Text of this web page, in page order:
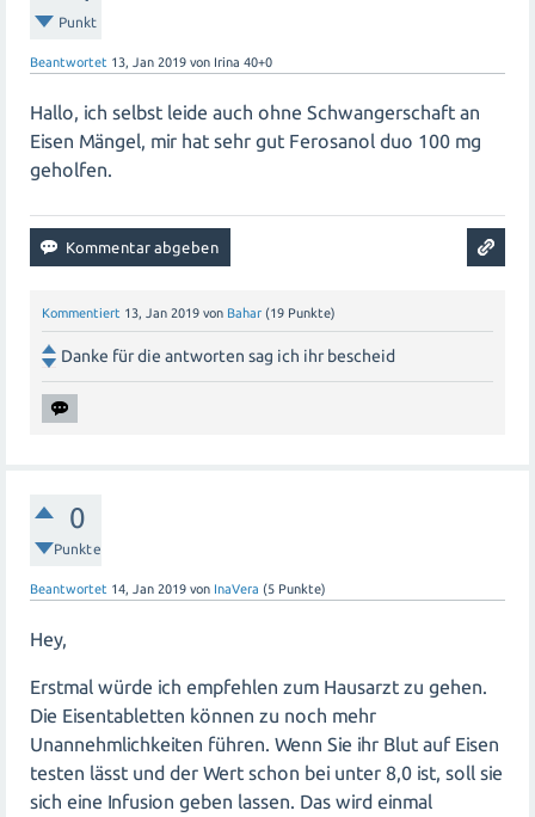
Punkt
Beantwortet 13, Jan 2019 von Irina 40+0
Hallo, ich selbst leide auch ohne Schwangerschaft an
Eisen Mängel, mir hat sehr gut Ferosanol duo 100 mg
geholfen.
Kommentiert 13, Jan 2019 von Bahar (19 Punkte)
Danke für die antworten sag ich ihr bescheid
0
Punkte
Beantwortet 14, Jan 2019 von InaVera (5 Punkte)
Hey,
Erstmal würde ich empfehlen zum Hausarzt zu gehen.
Die Eisentabletten können zu noch mehr
Unannehmlichkeiten führen. Wenn Sie ihr Blut auf Eisen
testen lässt und der Wert schon bei unter 8,0 ist, soll sie
sich eine Infusion geben lassen. Das wird einmal